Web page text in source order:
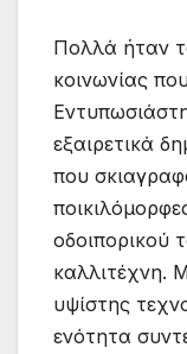
Πολλά ήταν
κοινωνίας
εξαιρετικά
που
οδοιπορικού
καλλιτέχνη.
υψίστης
ενότητα